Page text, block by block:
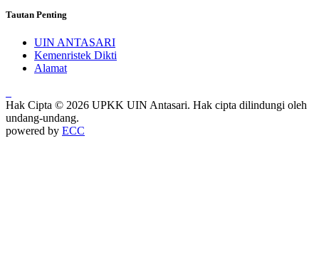
Tautan Penting
UIN ANTASARI
Kemenristek Dikti
Alamat
Hak Cipta © 2026 UPKK UIN Antasari. Hak cipta dilindungi oleh
undang-undang.
powered by ECC